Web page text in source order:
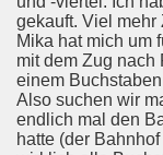
gekauft. Viel mehr
Mika hat mich um
mit dem Zug nach
einem
Also suchen wir
endlich mal den
hatte (der